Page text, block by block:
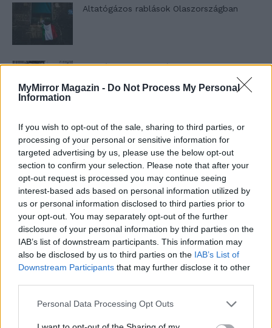
MyMirror Magazin - Do Not Process My Personal
Information
If you wish to opt-out of the sale, sharing to third parties, or
processing of your personal or sensitive information for
targeted advertising by us, please use the below opt-out
section to confirm your selection. Please note that after your
opt-out request is processed you may continue seeing
interest-based ads based on personal information utilized by
us or personal information disclosed to third parties prior to
your opt-out. You may separately opt-out of the further
disclosure of your personal information by third parties on the
IAB’s list of downstream participants. This information may
also be disclosed by us to third parties on the IAB’s List of
Downstream Participants that may further disclose it to other
Personal Data Processing Opt Outs
Altatógázos rablások Olaszországban
A kislány, akit nem védett meg senki –
T. Barnett: Gyilkosság a Garda-tónál 12.
rész
T. szereti a fiatal lányokat 13. rész
Minka 10. rész
Minka 9. rész